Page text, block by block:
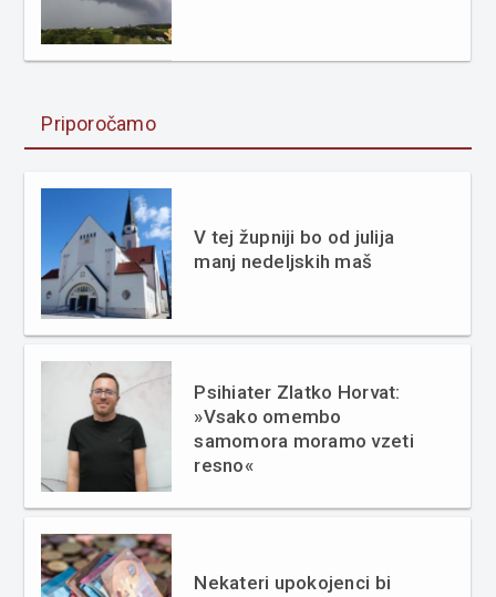
Priporočamo
V tej župniji bo od julija
manj nedeljskih maš
Psihiater Zlatko Horvat:
»Vsako omembo
samomora moramo vzeti
resno«
Nekateri upokojenci bi